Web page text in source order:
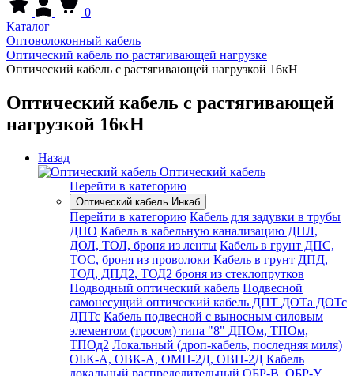
0
Каталог
Оптоволоконный кабель
Оптический кабель по растягивающей нагрузке
Оптический кабель с растягивающей нагрузкой 16кН
Оптический кабель с растягивающей
нагрузкой 16кН
Назад
Оптический кабель
Перейти в категорию
Оптический кабель Инкаб
Перейти в категорию Кабель для задувки в трубы
ДПО Кабель в кабельную канализацию ДПЛ,
ДОЛ, ТОЛ, броня из ленты Кабель в грунт ДПС,
ТОС, броня из проволоки Кабель в грунт ДПД,
ТОД, ДПД2, ТОД2 броня из стеклопрутков
Подводный оптический кабель Подвесной
самонесущий оптический кабель ДПТ ДОТа ДОТс
ДПТс Кабель подвесной с выносным силовым
элементом (тросом) типа "8" ДПОм, ТПОм,
ТПОд2 Локальный (дроп-кабель, последняя миля)
ОБК-А, ОВК-А, ОМП-2Д, ОВП-2Д Кабель
локальный распределительный ОБР-В, ОБР-У,